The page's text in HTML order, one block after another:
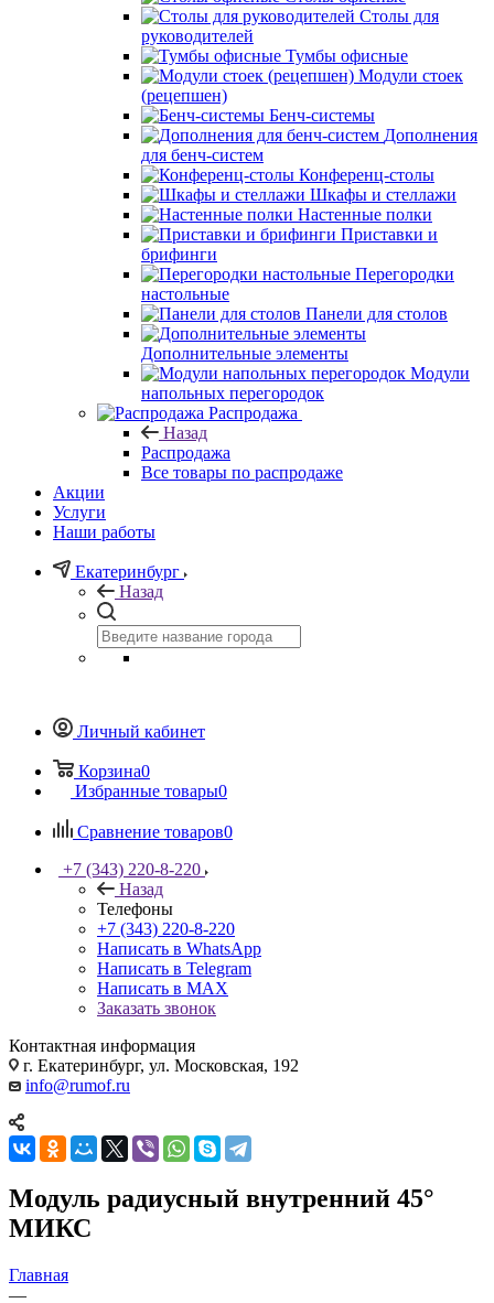
Столы для
руководителей
Тумбы офисные
Модули стоек
(рецепшен)
Бенч-системы
Дополнения
для бенч-систем
Конференц-столы
Шкафы и стеллажи
Настенные полки
Приставки и
брифинги
Перегородки
настольные
Панели для столов
Дополнительные элементы
Модули
напольных перегородок
Распродажа
Назад
Распродажа
Все товары по распродаже
Акции
Услуги
Наши работы
Екатеринбург
Назад
Личный кабинет
Корзина0
Избранные товары0
Сравнение товаров0
+7 (343) 220-8-220
Назад
Телефоны
+7 (343) 220-8-220
Написать в WhatsApp
Написать в Telegram
Написать в MAX
Заказать звонок
Контактная информация
г. Екатеринбург, ул. Московская, 192
info@rumof.ru
Модуль радиусный внутренний 45°
МИКС
Главная
—